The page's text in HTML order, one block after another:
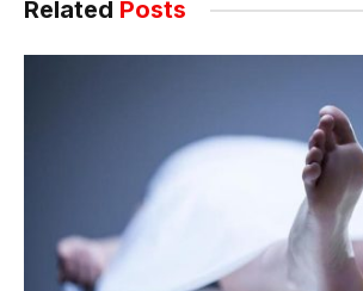
Related Posts